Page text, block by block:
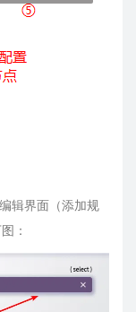
辑界面（添加规
：